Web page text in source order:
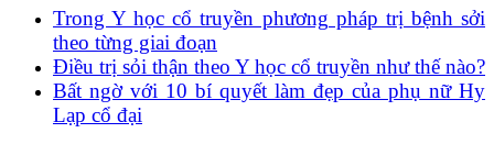
Trong Y học cổ truyền phương pháp trị bệnh sởi
theo từng giai đoạn
Điều trị sỏi thận theo Y học cổ truyền như thế nào?
Bất ngờ với 10 bí quyết làm đẹp của phụ nữ Hy
Lạp cổ đại